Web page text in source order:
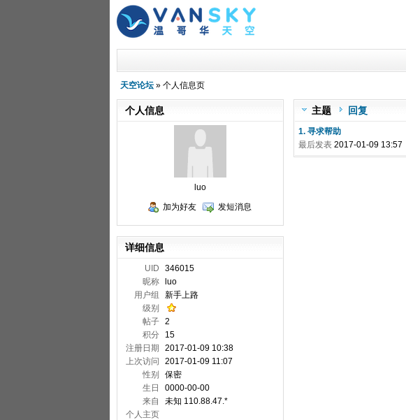
天空论坛 » 个人信息页
主题 回复
1. 寻求帮助
最后发表 2017-01-09 13:57
个人信息
luo
加为好友
发短消息
详细信息
UID
346015
昵称
luo
用户组
新手上路
级别
帖子 2
积分
15
注册日期
2017-01-09 10:38
上次访问
2017-01-09 11:07
性别
保密
生日
0000-00-00
来自
未知 110.88.47.*
个人主页